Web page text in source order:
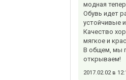
модная
Обувь идет
устойчивые
Качество
мягкое и
В общем, мы
открываем!
2017.02.02 в